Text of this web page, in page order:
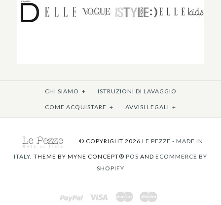
CHI SIAMO + ISTRUZIONI DI LAVAGGIO
COME ACQUISTARE + AVVISI LEGALI +
© COPYRIGHT 2026 LE PEZZE - MADE IN
ITALY. THEME BY MYNE CONCEPT® POS AND ECOMMERCE BY
SHOPIFY